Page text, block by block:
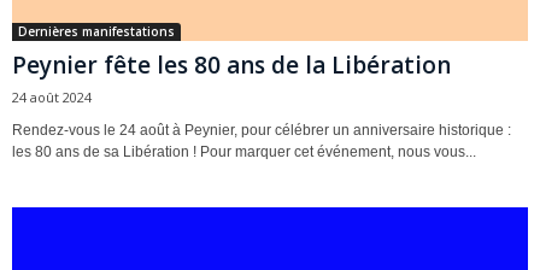
Dernières manifestations
Peynier fête les 80 ans de la Libération
24 août 2024
Rendez-vous le 24 août à Peynier, pour célébrer un anniversaire historique :
les 80 ans de sa Libération ! Pour marquer cet événement, nous vous...